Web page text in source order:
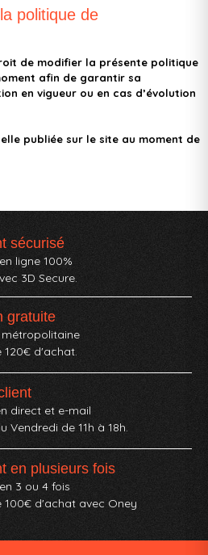
politique de
de modifier la présente politique
afin de garantir sa
en vigueur ou en cas d’évolution
publiée sur le site au moment de
sécurisé
ligne 100%
3D Secure.
gratuite
métropolitaine
d'achat.
direct et e-mail
Vendredi de 11h à 18h.
en plusieurs fois
3 ou 4 fois
100€ d'achat avec Oney​